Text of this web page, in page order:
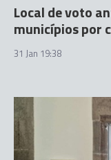
Local de voto
municípios por
31 Jan 19:38